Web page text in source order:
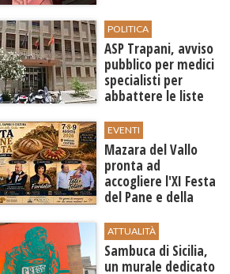
POLITICA
ASP Trapani, avviso
pubblico per medici
specialisti per
abbattere le liste
EVENTI
Mazara del Vallo
pronta ad
accogliere l'XI Festa
del Pane e della
ATTUALITÀ
Sambuca di Sicilia,
un murale dedicato